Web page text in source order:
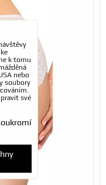
k tomu
nebo
soubory
své